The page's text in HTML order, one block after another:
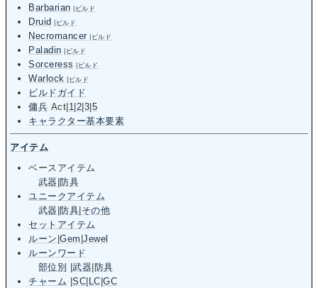
Barbarian ビルド
Druid ビルド
Necromancer ビルド
Paladin ビルド
Sorceress ビルド
Warlock ビルド
ビルドガイド
傭兵 Act 1 2 3 5
キャラクター基本要素
アイテム
ベースアイテム
武器 防具
ユニークアイテム
武器 防具 その他
セットアイテム
ルーン |Gem |Jewel
ルーンワード
部位別
|武器 防具
チャーム |SC LC |GC